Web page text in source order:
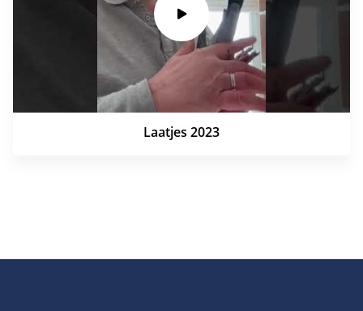
Laatjes 2023